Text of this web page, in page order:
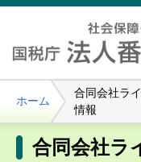
ホーム
合同会社ラ
情報
合同会社ラ